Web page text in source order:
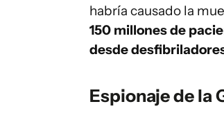
habría causado la
150 millones de
desde
Espionaje de la